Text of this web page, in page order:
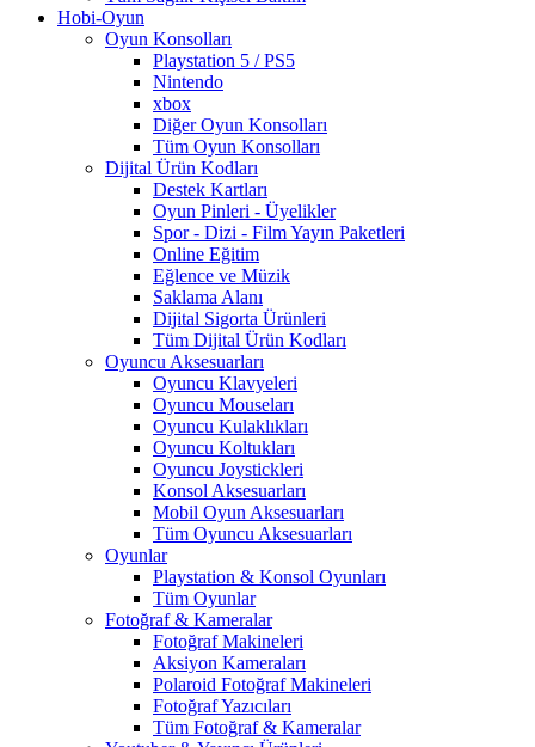
Hobi-Oyun
Oyun Konsolları
Playstation 5 / PS5
Nintendo
xbox
Diğer Oyun Konsolları
Tüm Oyun Konsolları
Dijital Ürün Kodları
Destek Kartları
Oyun Pinleri - Üyelikler
Spor - Dizi - Film Yayın Paketleri
Online Eğitim
Eğlence ve Müzik
Saklama Alanı
Dijital Sigorta Ürünleri
Tüm Dijital Ürün Kodları
Oyuncu Aksesuarları
Oyuncu Klavyeleri
Oyuncu Mouseları
Oyuncu Kulaklıkları
Oyuncu Koltukları
Oyuncu Joystickleri
Konsol Aksesuarları
Mobil Oyun Aksesuarları
Tüm Oyuncu Aksesuarları
Oyunlar
Playstation & Konsol Oyunları
Tüm Oyunlar
Fotoğraf & Kameralar
Fotoğraf Makineleri
Aksiyon Kameraları
Polaroid Fotoğraf Makineleri
Fotoğraf Yazıcıları
Tüm Fotoğraf & Kameralar